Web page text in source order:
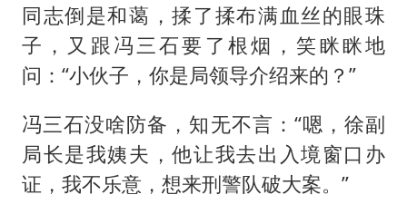
同志倒是和蔼，揉了揉布满血丝的眼珠
子，又跟冯三石要了根烟，笑眯眯地
问：“小伙子，你是局领导介绍来的？”
冯三石没啥防备，知无不言：“嗯，徐副
局长是我姨夫，他让我去出入境窗口办
证，我不乐意，想来刑警队破大案。”